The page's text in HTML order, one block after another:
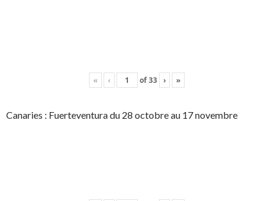
« ‹ of33 › »
Canaries : Fuerteventura du 28 octobre au 17 novembre